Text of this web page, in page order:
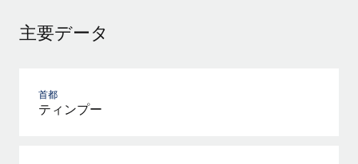
主要データ
首都
ティンプー